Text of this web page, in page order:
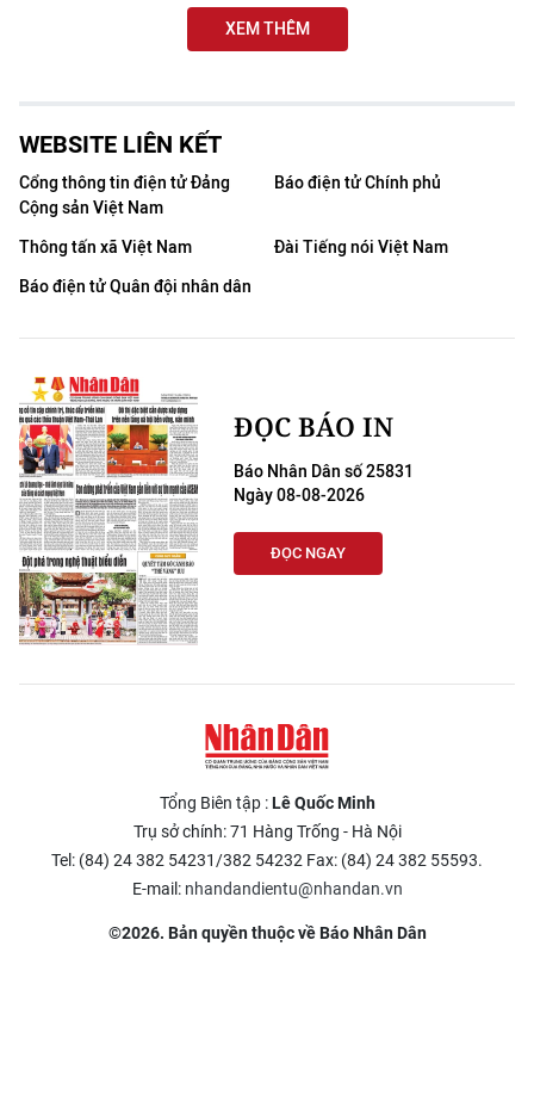
XEM THÊM
WEBSITE LIÊN KẾT
Cổng thông tin điện tử Đảng
Cộng sản Việt Nam
Báo điện tử Chính phủ
Thông tấn xã Việt Nam
Đài Tiếng nói Việt Nam
Báo điện tử Quân đội nhân dân
ĐỌC BÁO IN
Báo Nhân Dân số 25831
Ngày 08-08-2026
ĐỌC NGAY
Tổng Biên tập :Lê Quốc Minh
Trụ sở chính: 71 Hàng Trống - Hà Nội
Tel: (84) 24 382 54231/382 54232 Fax: (84) 24 382 55593.
E-mail: nhandandientu@nhandan.vn
©2026. Bản quyền thuộc về Báo Nhân Dân